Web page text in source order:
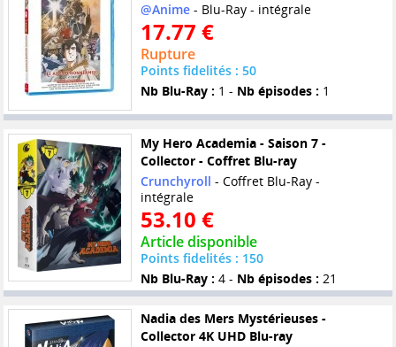
@Anime- Blu-Ray - intégrale
17.77 €
Rupture
Points fidelités : 50
Nb Blu-Ray : 1 - Nb épisodes : 1
My Hero Academia - Saison 7 -
Collector - Coffret Blu-ray
Crunchyroll - Coffret Blu-Ray -
intégrale
53.10 €
Article disponible
Points fidelités : 150
Nb Blu-Ray : 4 - Nb épisodes : 21
Nadia des Mers Mystérieuses -
Collector 4K UHD Blu-ray